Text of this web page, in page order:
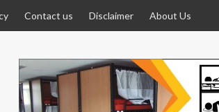
Contact us Disclaimer About Us